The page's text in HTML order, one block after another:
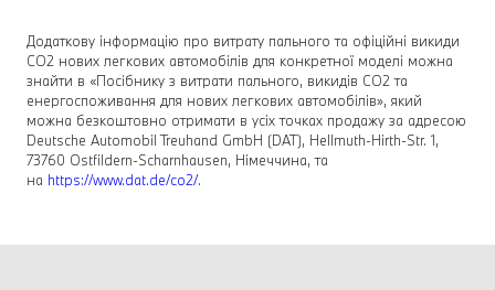
Додаткову інформацію про витрату пального та офіційні викиди
CO2 нових легкових автомобілів для конкретної моделі можна
знайти в «Посібнику з витрати пального, викидів CO2 та
енергоспоживання для нових легкових автомобілів», який
можна безкоштовно отримати в усіх точках продажу за адресою
Deutsche Automobil Treuhand GmbH (DAT), Hellmuth-Hirth-Str. 1,
73760 Ostfildern-Scharnhausen, Німеччина, та
на https://www.dat.de/co2/.